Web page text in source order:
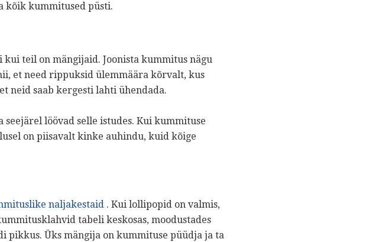
kõik kummitused püsti.
teil on mängijaid. Joonista kummitus nägu
et need rippuksid ülemmäära kõrvalt, kus
neid saab kergesti lahti ühendada.
löövad selle istudes. Kui kummituse
on piisavalt kinke auhindu, kuid kõige
naljakestaid . Kui lollipopid on valmis,
tabeli keskosas, moodustades
pikkus. Üks mängija on kummituse püüdja ​​ja ta